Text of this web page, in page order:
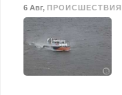
6 Авг, ПРОИСШЕСТВИЯ